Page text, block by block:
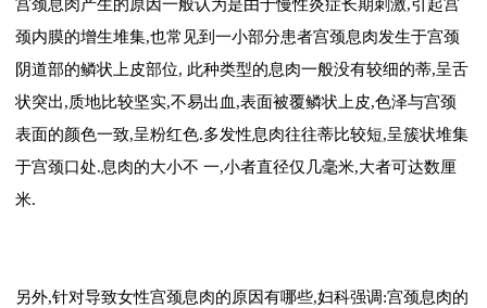
宫颈息肉产生的原因一般认为是由于慢性炎症长期刺激,引起宫
颈内膜的增生堆集,也常见到一小部分患者宫颈息肉发生于宫颈
阴道部的鳞状上皮部位, 此种类型的息肉一般没有较细的蒂,呈舌
状突出,质地比较坚实,不易出血,表面被覆鳞状上皮,色泽与宫颈
表面的颜色一致,呈粉红色.多发性息肉往往蒂比较短,呈簇状堆集
于宫颈口处.息肉的大小不 一,小者直径仅几毫米,大者可达数厘
米.
另外,针对导致女性宫颈息肉的原因有哪些,妇科强调:宫颈息肉的